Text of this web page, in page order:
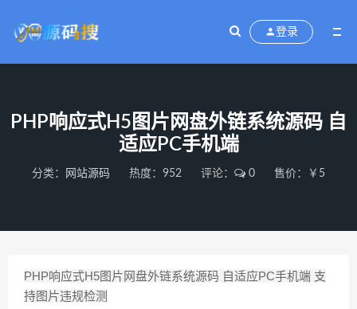
登录
PHP响应式H5图片网盘外链系统源码 自
适应PC手机端
分类： 网站源码 热度：952 评论： 0 售价：￥5
PHP响应式H5图片网盘外链系统源码 自适应PC手机端 支
持图片违规检测